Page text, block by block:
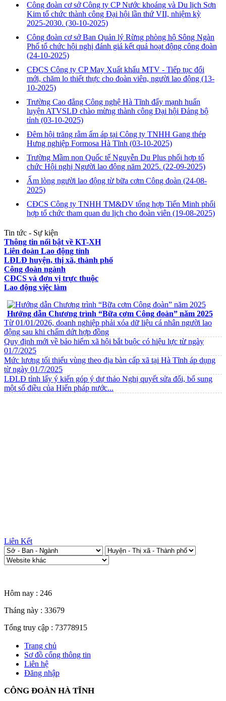
Công đoàn cơ sở Công ty CP Nước khoáng và Du lịch Sơn
Kim tổ chức thành công Đại hội lần thứ VII, nhiệm kỳ
2025-2030. (30-10-2025)
Công đoàn cơ sở Ban Quản lý Rừng phòng hộ Sông Ngàn
Phố tổ chức hội nghị đánh giá kết quả hoạt động công đoàn
(24-10-2025)
CĐCS Công ty CP May Xuất khẩu MTV - Tiếp tục đổi
mới, chăm lo thiết thực cho đoàn viên, người lao động (13-
10-2025)
Trường Cao đẳng Công nghệ Hà Tĩnh đẩy mạnh huấn
luyện ATVSLĐ chào mừng thành công Đại hội Đảng bộ
tỉnh (03-10-2025)
Đêm hội trăng rằm ấm áp tại Công ty TNHH Gang thép
Hưng nghiệp Formosa Hà Tĩnh (03-10-2025)
Trường Mầm non Quốc tế Nguyễn Du Plus phối hợp tổ
chức Hội nghị Người lao động năm 2025. (22-09-2025)
Ấm lòng người lao động từ bữa cơm Công đoàn (24-08-
2025)
CĐCS Công ty TNHH TM&DV tổng hợp Tiến Minh phối
hợp tổ chức tham quan du lịch cho đoàn viên (19-08-2025)
Tin tức - Sự kiện
Thông tin nổi bật về KT-XH
Liên đoàn Lao động tỉnh
LĐLĐ huyện, thị xã, thành phố
Công đoàn ngành
CĐCS và đơn vị trực thuộc
Lao động việc làm
Hướng dẫn Chương trình “Bữa cơm Công đoàn” năm 2025
Từ 01/01/2026, doanh nghiệp phải xóa dữ liệu cá nhân người lao
động sau khi chấm dứt hợp đồng
Quy định mới về bảo hiểm xã hội bắt buộc có hiệu lực từ ngày
01/7/2025
Mức lương tối thiểu vùng theo địa bàn cấp xã tại Hà Tĩnh áp dụng
từ ngày 01/7/2025
LĐLĐ tỉnh lấy ý kiến góp ý dự thảo Nghị quyết sửa đổi, bổ sung
một số điều của Hiến pháp nước...
Liên Kết
Hôm nay : 246
Tháng này : 33679
Tổng truy cập : 73778915
Trang chủ
Sơ đồ cổng thông tin
Liên hệ
Đăng nhập
CÔNG ĐOÀN HÀ TĨNH